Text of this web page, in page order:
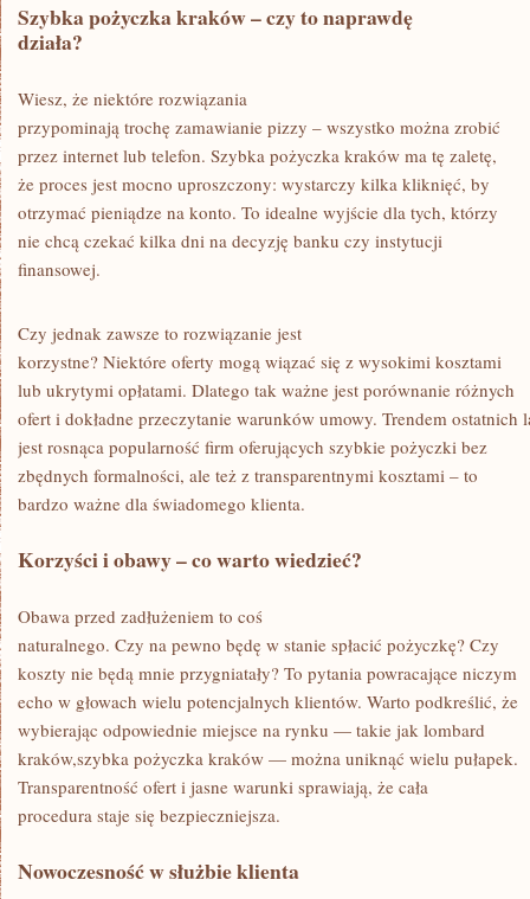
Szybka pożyczka kraków – czy to naprawdę
działa?
Wiesz, że niektóre rozwiązania
przypominają trochę zamawianie pizzy – wszystko można zrobić
przez internet lub telefon. Szybka pożyczka kraków ma tę zaletę,
że proces jest mocno uproszczony: wystarczy kilka kliknięć, by
otrzymać pieniądze na konto. To idealne wyjście dla tych, którzy
nie chcą czekać kilka dni na decyzję banku czy instytucji
finansowej.
Czy jednak zawsze to rozwiązanie jest
korzystne? Niektóre oferty mogą wiązać się z wysokimi kosztami
lub ukrytymi opłatami. Dlatego tak ważne jest porównanie różnych
ofert i dokładne przeczytanie warunków umowy. Trendem ostatnich
jest rosnąca popularność firm oferujących szybkie pożyczki bez
zbędnych formalności, ale też z transparentnymi kosztami – to
bardzo ważne dla świadomego klienta.
Korzyści i obawy – co warto wiedzieć?
Obawa przed zadłużeniem to coś
naturalnego. Czy na pewno będę w stanie spłacić pożyczkę? Czy
koszty nie będą mnie przygniatały? To pytania powracające niczym
echo w głowach wielu potencjalnych klientów. Warto podkreślić, że
wybierając odpowiednie miejsce na rynku — takie jak lombard
kraków,szybka pożyczka kraków — można uniknąć wielu pułapek.
Transparentność ofert i jasne warunki sprawiają, że cała
procedura staje się bezpieczniejsza.
Nowoczesność w służbie klienta